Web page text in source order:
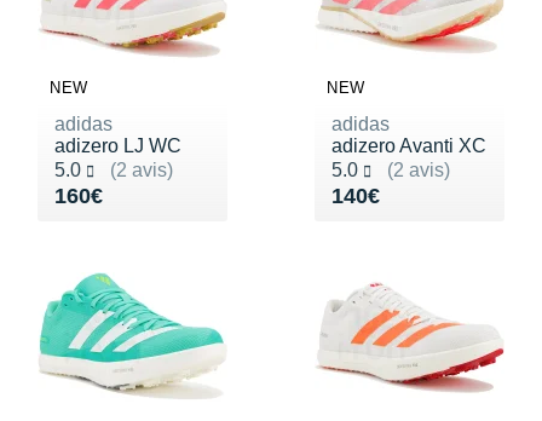
NEW
adidas
adizero LJ WC
5.0
(2 avis)
Noté 5.0 sur 5
160€
Vendu 160€
NEW
adidas
adizero Avanti XC
5.0
(2 avis)
Noté 5.0 sur 5
140€
Vendu 140€